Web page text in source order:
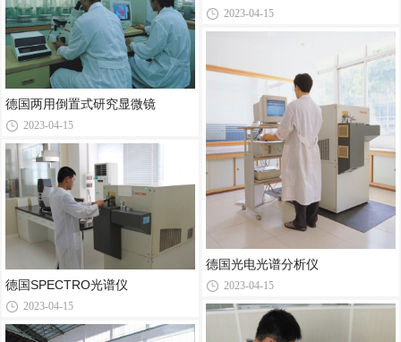
德国两用倒置式研究显微镜
2023-04-15
德国SPECTRO光谱仪
2023-04-15
2023-04-15
德国光电光谱分析仪
2023-04-15